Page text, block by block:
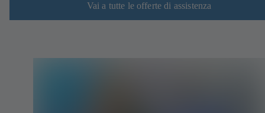
Vai a tutte le offerte di assistenza